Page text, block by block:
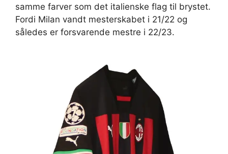
samme farver som det italienske flag til brystet.
Fordi Milan vandt mesterskabet i 21/22 og
således er forsvarende mestre i 22/23.